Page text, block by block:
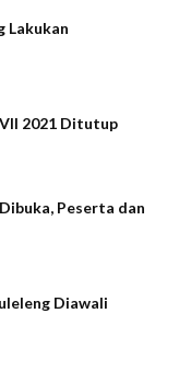
Lakukan
2021 Ditutup
Peserta dan
Diawali